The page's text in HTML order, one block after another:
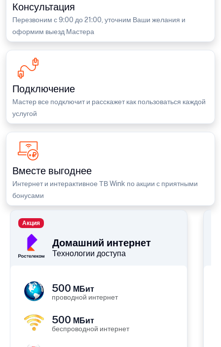
Консультация
Перезвоним с 9:00 до 21:00, уточним Ваши желания и
оформим выезд Мастера
Подключение
Мастер все подключит и расскажет как пользоваться каждой
услугой
Вместе выгоднее
Интернет и интерактивное ТВ Wink по акции с приятными
бонусами
Домашний интернет
Технологии доступа
Акция
500 МБит
проводной интернет
500 МБит
беспроводной интернет